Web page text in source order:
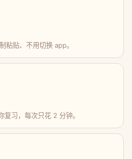
粘贴、不用切换 app。
复习，每次只花 2 分钟。